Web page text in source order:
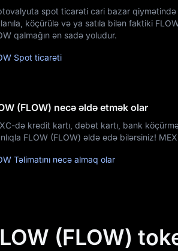
spot ticarəti cari bazar qiymətində
köçürülə və ya satıla bilən faktiki
qalmağın ən sadə yoludur.
Spot ticarəti
(FLOW) necə əldə etmək olar
də kredit kartı, debet kartı, bank
FLOW (FLOW) əldə edə bilərsiniz!
Təlimatını necə almaq olar
(FLOW)